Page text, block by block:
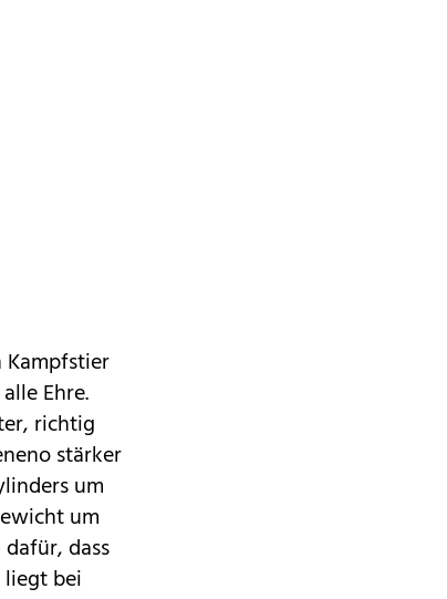
Kampfstier
Ehre.
, richtig
stärker
um
um
dass
liegt bei